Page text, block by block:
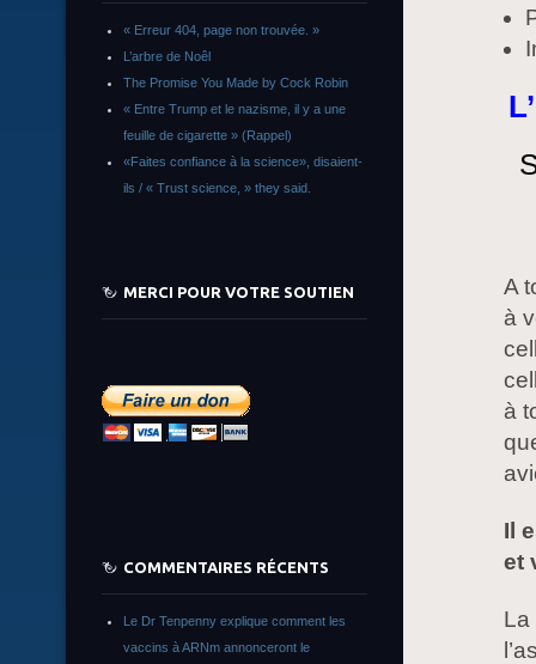
A
à
à
Il
et
La
« Erreur 404, page non trouvée. »
L’arbre de Noêl
The Promise You Made by Cock Robin
« Entre Trump et le nazisme, il y a une
feuille de cigarette » (Rappel)
«Faites confiance à la science», disaient-
ils / « Trust science, » they said.
MERCI POUR VOTRE SOUTIEN
COMMENTAIRES RÉCENTS
Le Dr Tenpenny explique comment les
vaccins à ARNm annonceront le